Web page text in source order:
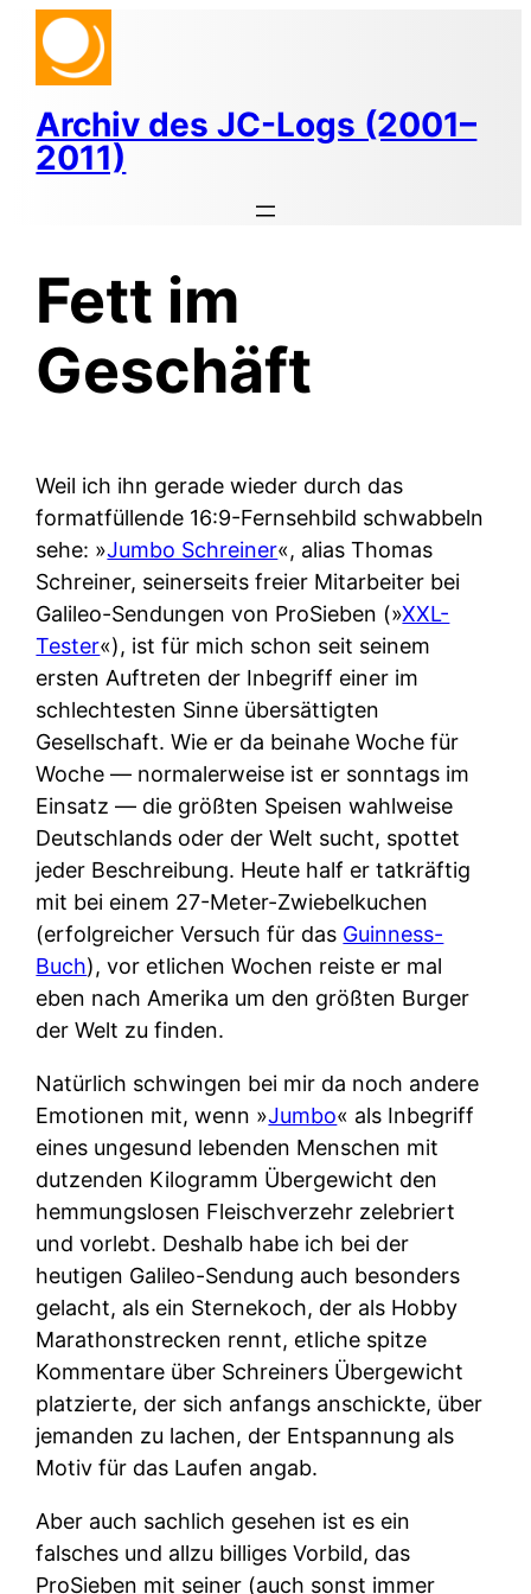
Zum
Inhalt
springen
Archiv des JC-Logs (2001–
2011)
Fett im
Geschäft
Weil ich ihn gerade wieder durch das
formatfüllende 16:9-Fernsehbild schwabbeln
sehe: »Jumbo Schreiner«, alias Thomas
Schreiner, seinerseits freier Mitarbeiter bei
Galileo-Sendungen von ProSieben (»XXL-
Tester«), ist für mich schon seit seinem
ersten Auftreten der Inbegriff einer im
schlechtesten Sinne übersättigten
Gesellschaft. Wie er da beinahe Woche für
Woche — normalerweise ist er sonntags im
Einsatz — die größten Speisen wahlweise
Deutschlands oder der Welt sucht, spottet
jeder Beschreibung. Heute half er tatkräftig
mit bei einem 27-Meter-Zwiebelkuchen
(erfolgreicher Versuch für das Guinness-
Buch), vor etlichen Wochen reiste er mal
eben nach Amerika um den größten Burger
der Welt zu finden.
Natürlich schwingen bei mir da noch andere
Emotionen mit, wenn »Jumbo« als Inbegriff
eines ungesund lebenden Menschen mit
dutzenden Kilogramm Übergewicht den
hemmungslosen Fleischverzehr zelebriert
und vorlebt. Deshalb habe ich bei der
heutigen Galileo-Sendung auch besonders
gelacht, als ein Sternekoch, der als Hobby
Marathonstrecken rennt, etliche spitze
Kommentare über Schreiners Übergewicht
platzierte, der sich anfangs anschickte, über
jemanden zu lachen, der Entspannung als
Motiv für das Laufen angab.
Aber auch sachlich gesehen ist es ein
falsches und allzu billiges Vorbild, das
ProSieben mit seiner (auch sonst immer